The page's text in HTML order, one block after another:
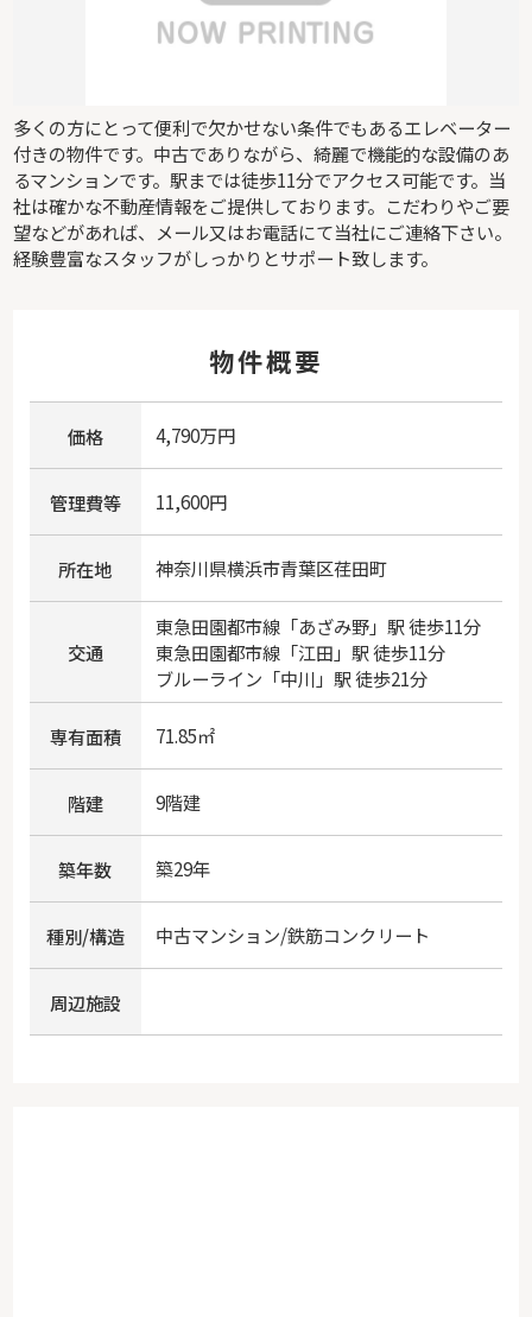
多くの方にとって便利で欠かせない条件でもあるエレベーター
付きの物件です。中古でありながら、綺麗で機能的な設備のあ
るマンションです。駅までは徒歩11分でアクセス可能です。当
社は確かな不動産情報をご提供しております。こだわりやご要
望などがあれば、メール又はお電話にて当社にご連絡下さい。
経験豊富なスタッフがしっかりとサポート致します。
物件概要
価格 4,790万円
管理費等 11,600円
所在地 神奈川県横浜市青葉区荏田町
交通
東急田園都市線「あざみ野」駅 徒歩11分
東急田園都市線「江田 」駅 徒歩11分
ブルーライン 「中川 」駅 徒歩21分
専有面積 71.85㎡
階建 9階建
築年数 築29年
種別/構造 中古マンション/鉄筋コンクリート
周辺施設